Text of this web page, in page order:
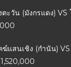
ตะวัน (มังกรแดง)
แสนเชิง (กำนัน)